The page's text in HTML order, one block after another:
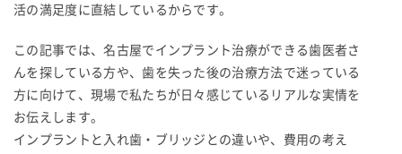
活の満足度に直結しているからです。
この記事では、名古屋でインプラント治療ができる歯医者さ
んを探している方や、歯を失った後の治療方法で迷っている
方に向けて、現場で私たちが日々感じているリアルな実情を
お伝えします。
インプラントと入れ歯・ブリッジとの違いや、費用の考え